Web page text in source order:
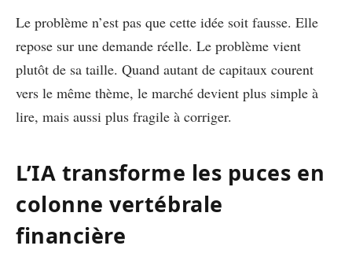
Le problème n’est pas que cette idée soit fausse. Elle
repose sur une demande réelle. Le problème vient
plutôt de sa taille. Quand autant de capitaux courent
vers le même thème, le marché devient plus simple à
lire, mais aussi plus fragile à corriger.
L’IA transforme les puces en
colonne vertébrale
financière